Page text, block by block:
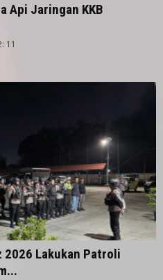
Api Jaringan KKB
11
2026 Lakukan Patroli